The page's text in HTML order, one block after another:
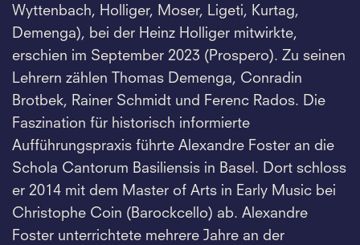
Wyttenbach, Holliger, Moser, Ligeti, Kurtag,
Demenga), bei der Heinz Holliger mitwirkte,
erschien im September 2023 (Prospero). Zu seinen
Lehrern zählen Thomas Demenga, Conradin
Brotbek, Rainer Schmidt und Ferenc Rados. Die
Faszination für historisch informierte
Aufführungspraxis führte Alexandre Foster an die
Schola Cantorum Basiliensis in Basel. Dort schloss
er 2014 mit dem Master of Arts in Early Music bei
Christophe Coin (Barockcello) ab. Alexandre
Foster unterrichtete mehrere Jahre an der